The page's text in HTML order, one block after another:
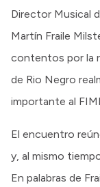
Director Musical
Martín Fraile
contentos por la
de Rio Negro
importante al
El encuentro
y, al mismo
En palabras de